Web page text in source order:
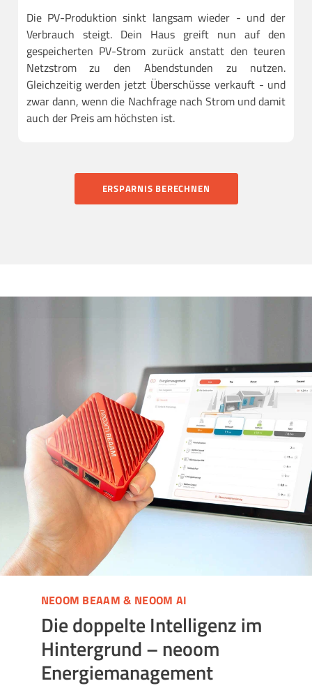
Die PV-Produktion sinkt langsam wieder - und der
Verbrauch steigt. Dein Haus greift nun auf den
gespeicherten PV-Strom zurück anstatt den teuren
Netzstrom zu den Abendstunden zu nutzen.
Gleichzeitig werden jetzt Überschüsse verkauft - und
zwar dann, wenn die Nachfrage nach Strom und damit
auch der Preis am höchsten ist.
ERSPARNIS BERECHNEN
NEOOM BEAAM & NEOOM AI
Die doppelte Intelligenz im
Hintergrund – neoom
Energiemanagement